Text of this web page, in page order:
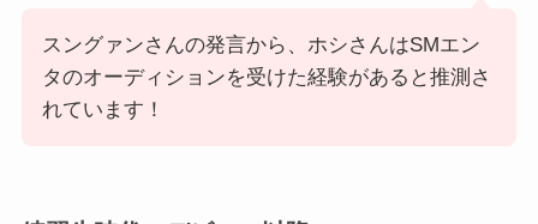
スングァンさんの発言から、ホシさんはSMエン
タのオーディションを受けた経験があると推測さ
れています！